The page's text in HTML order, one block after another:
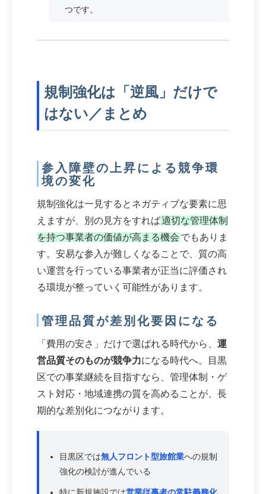
つです。
規制強化は「逆風」だけで
はない／まとめ
参入障壁の上昇による競争環
境の変化
規制強化は一見するとネガティブな要素に思
えますが、別の見方をすれば適切な管理体制
を持つ事業者の価値が高まる機会 でもありま
す。安易な参入が難しくなることで、質の高
い運営を行っている事業者が正当に評価され
る環境が整っていく可能性があります。
管理品質が差別化要因になる
「費用の安さ」だけで選ばれる時代から、 運
営品質そのものが競争力になる時代へ。目黒
区での事業継続を目指すなら、管理体制・ゲ
スト対応・地域連携の質を高めることが、長
期的な差別化につながります。
目黒区では無人フロント型旅館業への規制
強化の検討が進んでいる
特に新規施設では営業従事者の常駐義務化